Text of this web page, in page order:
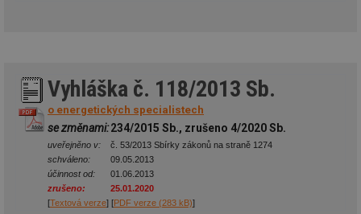
Vyhláška č. 118/2013 Sb.
o energetických specialistech
se změnami:234/2015 Sb., zrušeno 4/2020 Sb.
uveřejněno v:
č. 53/2013 Sbírky zákonů na straně 1274
schváleno:
09.05.2013
účinnost od:
01.06.2013
zrušeno:
25.01.2020
[Textová verze] [PDF verze (283 kB)]